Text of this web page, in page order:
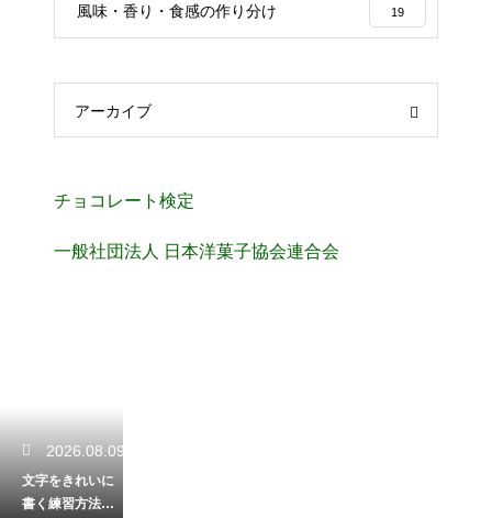
風味・香り・食感の作り分け 19
アーカイブ
チョコレート検定
一般社団法人 日本洋菓子協会連合会
2026.08.09
文字をきれいに
書く練習方法